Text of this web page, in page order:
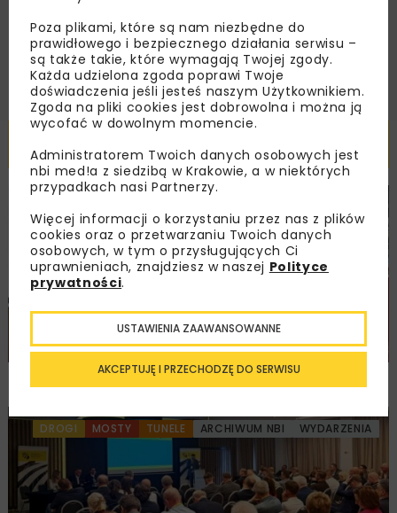
ZAPISZ MNIE
Powiązane artykuły
DROGI MOSTY TUNELE ARCHIWUM NBI WYDARZENIA
Poza plikami, które są nam niezbędne do
prawidłowego i bezpiecznego działania serwisu –
są także takie, które wymagają Twojej zgody.
Każda udzielona zgoda poprawi Twoje
doświadczenia jeśli jesteś naszym Użytkownikiem.
Zgoda na pliki cookies jest dobrowolna i można ją
wycofać w dowolnym momencie.
Administratorem Twoich danych osobowych jest
nbi med!a z siedzibą w Krakowie, a w niektórych
przypadkach nasi Partnerzy.
Więcej informacji o korzystaniu przez nas z plików
cookies oraz o przetwarzaniu Twoich danych
osobowych, w tym o przysługujących Ci
uprawnieniach, znajdziesz w naszej Polityce
prywatności.
AKCEPTUJĘ I PRZECHODZĘ DO SERWISU
USTAWIENIA ZAAWANSOWANNE